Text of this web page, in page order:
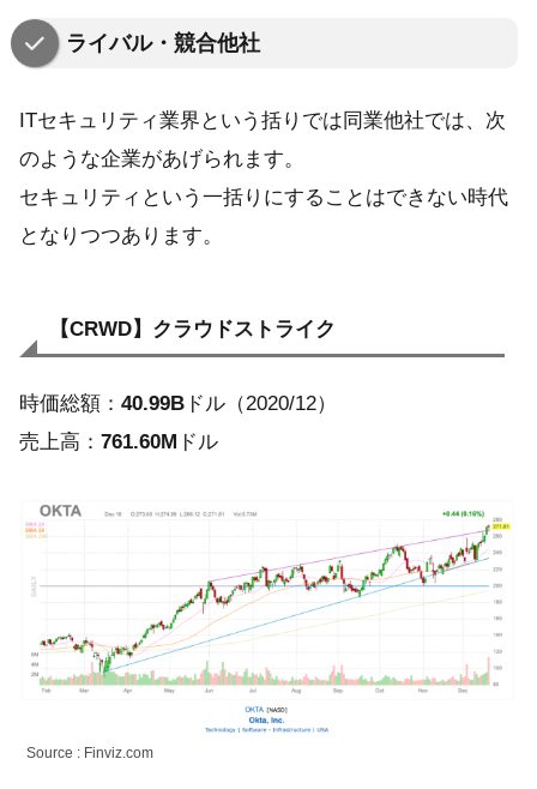
ライバル・競合他社
ITセキュリティ業界という括りでは同業他社では、次
のような企業があげられます。
セキュリティという一括りにすることはできない時代
となりつつあります。
【CRWD】クラウドストライク
時価総額： 40.99B ドル（2020/12）
売上高： 761.60M ドル
Source : Finviz.com